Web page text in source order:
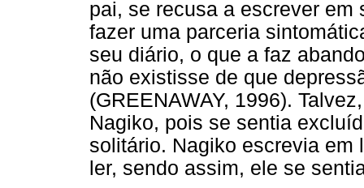
pai, se recusa a escrever em
fazer uma parceria
seu diário, o que a faz
não existisse de que
(GREENAWAY, 1996).
Nagiko, pois se sentia
solitário. Nagiko escrevia em
ler, sendo assim, ele se